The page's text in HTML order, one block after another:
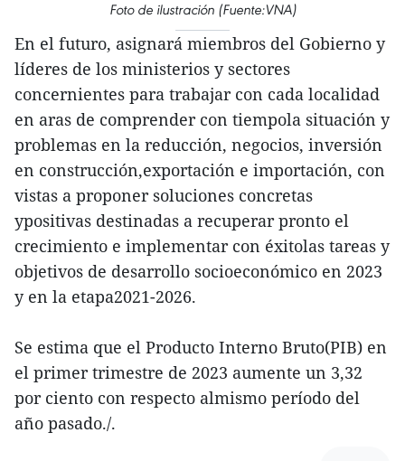
Foto de ilustración (Fuente:VNA)
En el futuro, asignará miembros del Gobierno y
líderes de los ministerios y sectores
concernientes para trabajar con cada localidad
en aras de comprender con tiempola situación y
problemas en la reducción, negocios, inversión
en construcción,exportación e importación, con
vistas a proponer soluciones concretas
ypositivas destinadas a recuperar pronto el
crecimiento e implementar con éxitolas tareas y
objetivos de desarrollo socioeconómico en 2023
y en la etapa2021-2026.
Se estima que el Producto Interno Bruto(PIB) en
el primer trimestre de 2023 aumente un 3,32
por ciento con respecto almismo período del
año pasado./.